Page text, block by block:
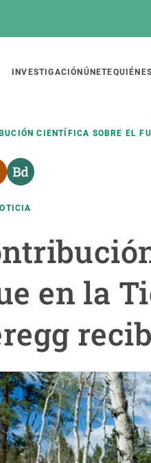
Main
INVESTIGACIÓN ÚNETE
CIENTÍFICA SOBRE EL
en la
Biodiversidad
Temas
Synthesis